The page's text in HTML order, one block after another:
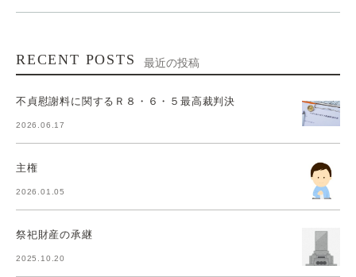
RECENT POSTS 最近の投稿
不貞慰謝料に関するＲ８・６・５最高裁判決
2026.06.17
主権
2026.01.05
祭祀財産の承継
2025.10.20